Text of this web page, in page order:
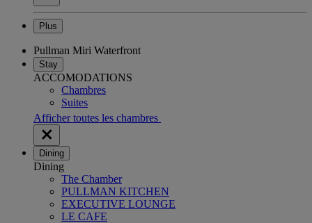
Plus
Pullman Miri Waterfront
Stay
ACCOMODATIONS
Chambres
Suites
Afficher toutes les chambres
Dining
Dining
The Chamber
PULLMAN KITCHEN
EXECUTIVE LOUNGE
LE CAFE